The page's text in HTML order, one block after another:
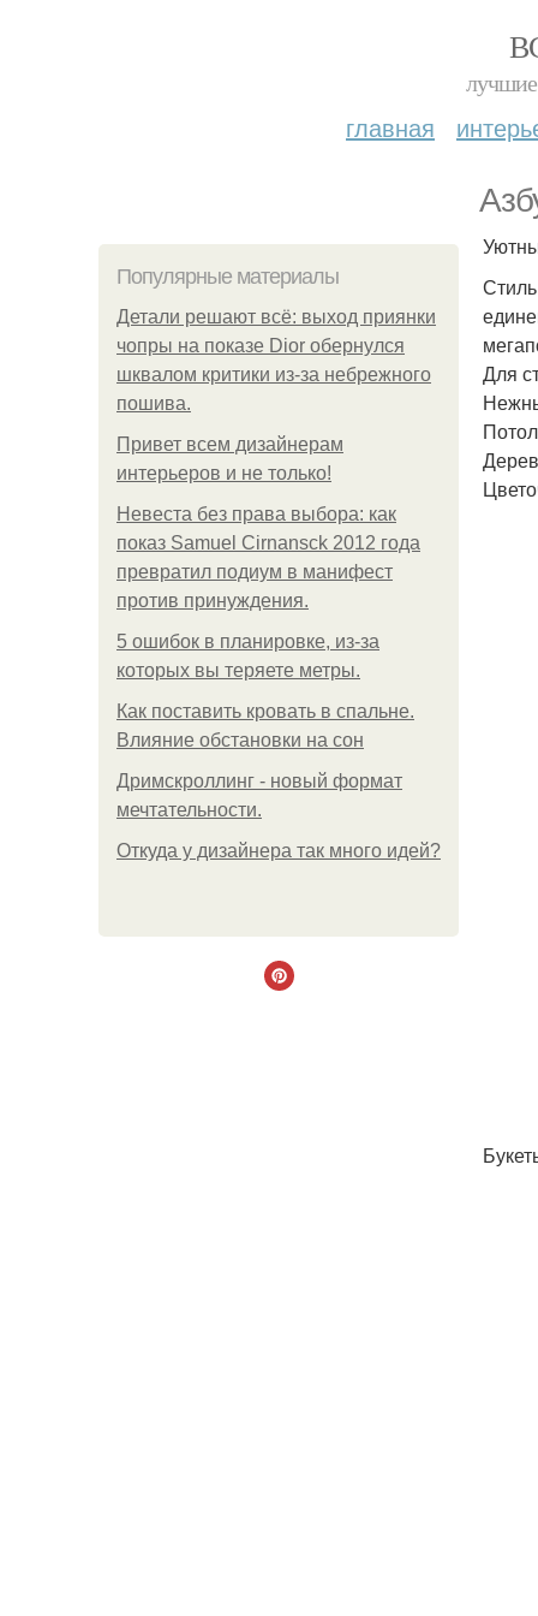
лучшие
главная
Популярные материалы
Детали решают всё: выход приянки
чопры на показе Dior обернулся
шквалом критики из-за небрежного
пошива.
Привет всем дизайнерам
интерьеров и не только!
Невеста без права выбора: как
показ Samuel Cirnansck 2012 года
превратил подиум в манифест
против принуждения.
5 ошибок в планировке, из-за
которых вы теряете метры.
Как поставить кровать в спальне.
Влияние обстановки на сон
Дримскроллинг - новый формат
мечтательности.
Откуда у дизайнера так много идей?
Для